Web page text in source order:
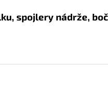
spojlery nádrže,